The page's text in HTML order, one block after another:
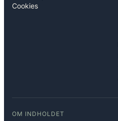
Cookies
OM INDHOLDET